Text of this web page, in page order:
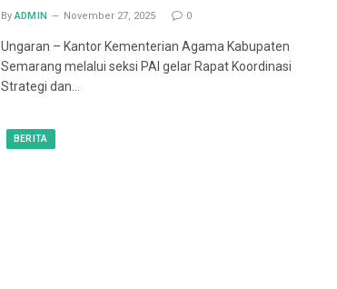
By ADMIN November 27, 2025 0
Ungaran – Kantor Kementerian Agama Kabupaten
Semarang melalui seksi PAI gelar Rapat Koordinasi
Strategi dan…
BERITA